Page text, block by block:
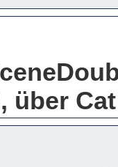
über